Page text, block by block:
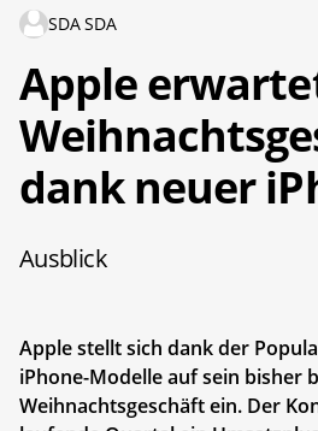
SDA SDA
Apple
dank neuer
Ausblick
Apple stellt sich dank der
iPhone-Modelle auf sein bisher
Weihnachtsgeschäft ein. Der